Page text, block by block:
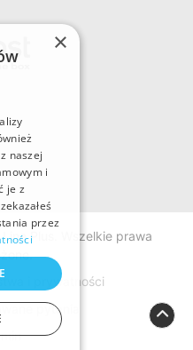
Plus. Wszelkie prawa
i prywatności
pytania
×
naszej
i
je z
przez